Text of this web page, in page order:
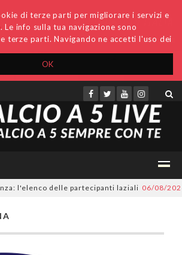
OK
di terze parti per migliorare i servizi e
Le info sulla tua navigazione sono
terze parti. Navigando ne accetti l'uso dei
Invio comunicati Redazione
l'elenco delle partecipanti laziali 06/08/2026